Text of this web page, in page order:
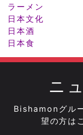
ラーメン
日本文化
日本酒
日本食
ニ
Bishamonグル
望の方は